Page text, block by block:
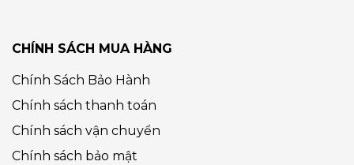
CHÍNH SÁCH MUA HÀNG
Chính Sách Bảo Hành
Chính sách thanh toán
Chính sách vận chuyển
Chính sách bảo mật